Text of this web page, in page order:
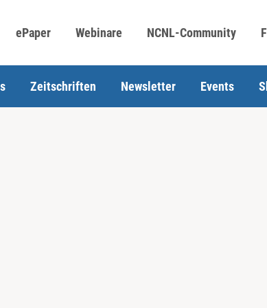
ePaper Webinare NCNL-Community
Zeitschriften Newsletter Events